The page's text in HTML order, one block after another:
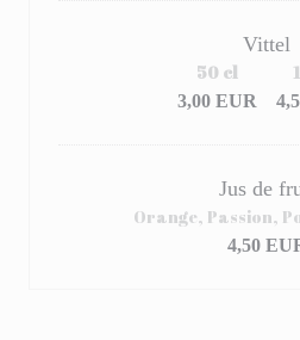
Vittel
3,00 EUR
50 cl
Jus de
Orange, Passion,
4,50